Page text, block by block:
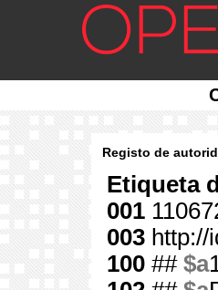
Registo de
Etiqueta
001
003 http://
100 ## $a